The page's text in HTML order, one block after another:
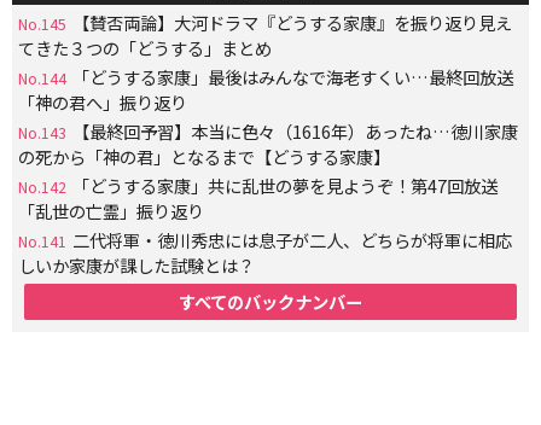
No.145
【賛否両論】大河ドラマ『どうする家康』を振り返り見え
てきた３つの「どうする」まとめ
No.144
「どうする家康」最後はみんなで海老すくい…最終回放送
「神の君へ」振り返り
No.143
【最終回予習】本当に色々（1616年）あったね…徳川家康
の死から「神の君」となるまで【どうする家康】
No.142
「どうする家康」共に乱世の夢を見ようぞ！第47回放送
「乱世の亡霊」振り返り
No.141 二代将軍・徳川秀忠には息子が二人、どちらが将軍に相応
しいか家康が課した試験とは？
すべてのバックナンバー